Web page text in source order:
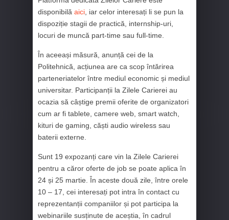
disponibilă aici , iar celor interesați li se pun la
dispoziție stagii de practică, internship-uri,
locuri de muncă part-time sau full-time.
În aceeași măsură, anunță cei de la
Politehnică, acțiunea are ca scop întărirea
parteneriatelor între mediul economic și mediul
universitar. Participanții la Zilele Carierei au
ocazia să câștige premii oferite de organizatori
cum ar fi tablete, camere web, smart watch,
kituri de gaming, căști audio wireless sau
baterii externe.
Sunt 19 expozanți care vin la Zilele Carierei
pentru a căror oferte de job se poate aplica în
24 și 25 martie. În aceste două zile, între orele
10 – 17, cei interesați pot intra în contact cu
reprezentanții companiilor și pot participa la
webinariile susținute de aceștia, în cadrul